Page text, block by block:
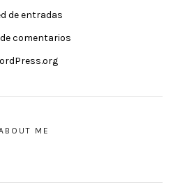
de entradas
de comentarios
ME